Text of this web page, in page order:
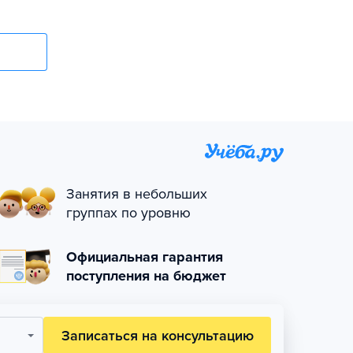
Занятия в небольших
группах по уровню
Официальная гарантия
поступления на бюджет
Записаться на консультацию